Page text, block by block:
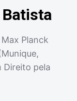
Planck
Direito pela